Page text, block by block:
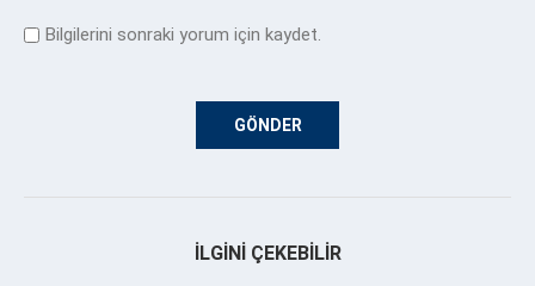
Bilgilerini sonraki yorum için kaydet.
İLGINI ÇEKEBILIR